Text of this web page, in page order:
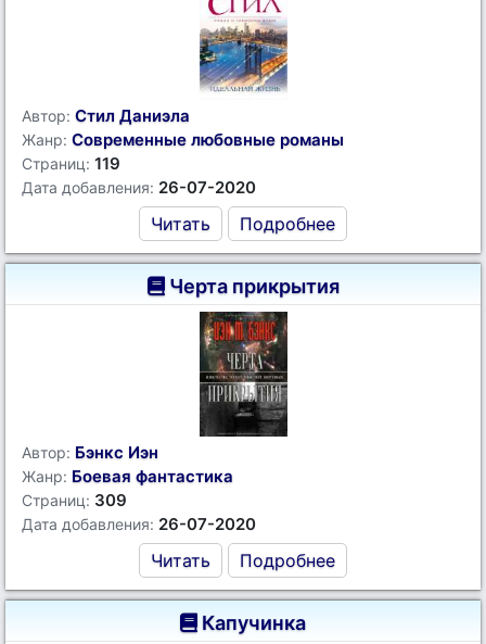
Автор: Стил Даниэла
Жанр: Современные любовные романы
Страниц: 119
Дата добавления: 26-07-2020
Читать Подробнее
Черта прикрытия
Автор: Бэнкс Иэн
Жанр: Боевая фантастика
Страниц: 309
Дата добавления: 26-07-2020
Читать Подробнее
Капучинка